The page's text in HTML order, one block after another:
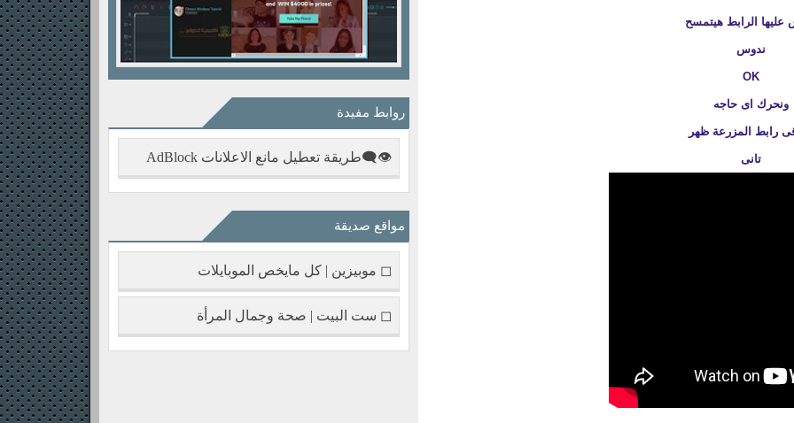
عليها الرابط هيتمسح
ندوس
OK
ونحرك اى حاجه
رابط المزرعة ظهر
تانى
روابط مفيدة
👁‍🗨طريقة تعطيل مانع الاعلانات AdBlock
مواقع صديقة
◻ موبيزين | كل مايخص الموبايلات
◻ ست البيت | صحة وجمال المرأة